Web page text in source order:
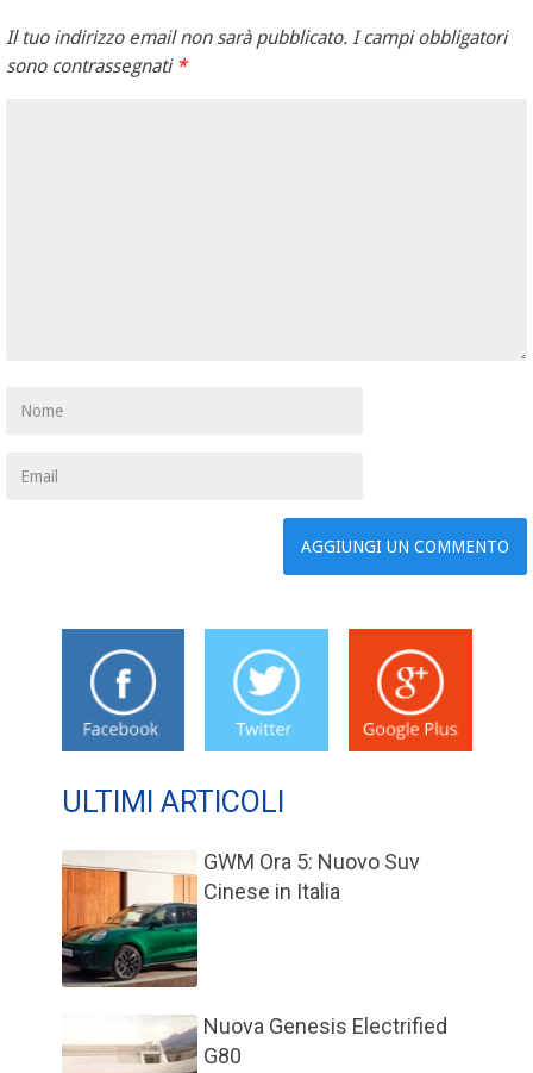
Il tuo indirizzo email non sarà pubblicato. I campi obbligatori
sono contrassegnati *
ULTIMI ARTICOLI
GWM Ora 5: Nuovo Suv
Cinese in Italia
Nuova Genesis Electrified
G80